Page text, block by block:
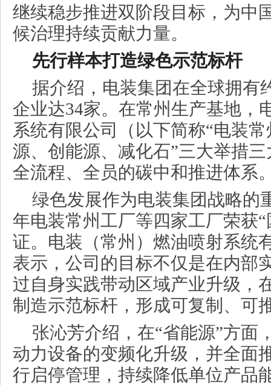
继续稳步推进双阶段目标，为中
候治理持续贡献力量。
先行样本打造绿色示范标杆
据介绍，电装集团在全球拥有
企业达34家。在常州生产基地，
系统有限公司（以下简称“电装
源、创能源、减化石”三大举措
全流程、全员的碳中和推进体系
绿色发展作为电装集团战略的
年电装常州工厂等四家工厂荣获
证。电装（常州）燃油喷射系统
表示，公司的目标不仅是在内部
过自身实践带动区域产业升级，
制造示范标杆，形成可复制、可
张沁芳介绍，在“省能源”方面
动力设备的变频化升级，并全面
行启停管理，持续降低单位产品